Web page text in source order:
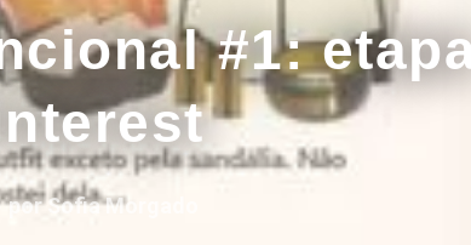
#1:
porSofia Morgado